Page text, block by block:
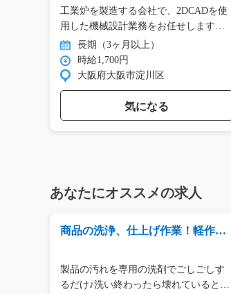
工業炉を製造する会社で、2DCADを使
用した機械設計業務をお任せします。
…
長期（3ヶ月以上）
時給1,700円
大阪府大阪市淀川区
気になる
あなたにオススメの求人
商品の洗浄、仕上げ作業！軽作業/i
製品の汚れを専用の洗剤でごしごしす
るだけ♪洗い終わったら壊れていると